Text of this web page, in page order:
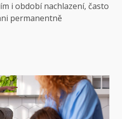
i období nachlazení, často
permanentně